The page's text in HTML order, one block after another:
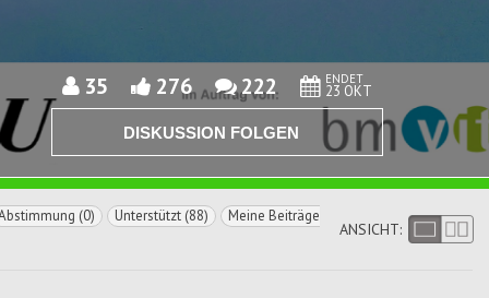
35 276 222 ENDET
23 OKT
DISKUSSION FOLGEN
(0) Unterstützt (88)
Meine Beiträge
ANSICHT: